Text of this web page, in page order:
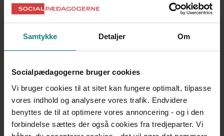
Samtykke Detaljer Om
Socialpædagogerne bruger cookies
Vi bruger cookies til at sitet kan fungere optimalt, tilpasse
vores indhold og analysere vores trafik. Endvidere
benyttes de til at optimere vores annoncering - og i den
forbindelse sættes der også cookies fra tredjeparter. Vi
Din arbejdsmiljørepræsentant
Fysisk arbejdsmiljø og ergonomisk
arbejdsmiljø
Føler du dig stresset?
Psykisk arbejdsmiljø